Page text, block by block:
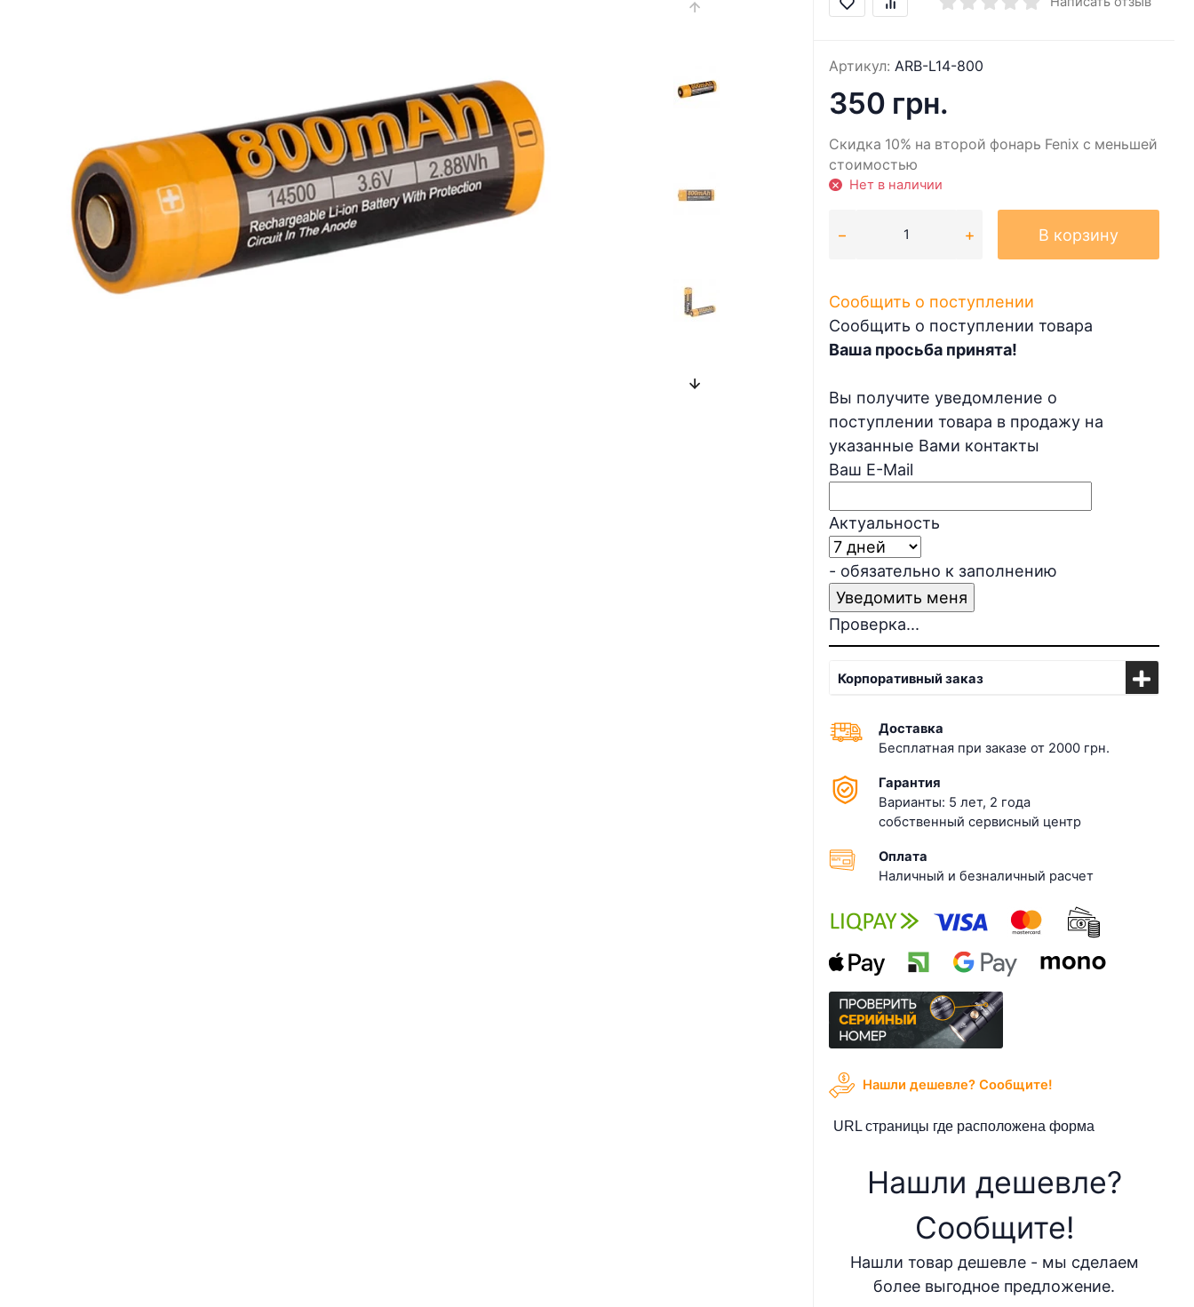
Артикул: ARB-L14-800
350 грн.
Скидка 10% на второй фонарь Fenix с меньшей
стоимостью
Нет в наличии
В корзину
Сообщить о поступлении
Сообщить о поступлении товара
Ваша просьба принята!
Вы получите уведомление о
поступлении товара в продажу на
указанные Вами контакты
Ваш E-Mail
Актуальность
- обязательно к заполнению
Проверка...
Корпоративный заказ
Доставка
Бесплатная при заказе от 2000 грн.
Гарантия
Варианты: 5 лет, 2 года
собственный сервисный центр
Оплата
Наличный и безналичный расчет
Нашли дешевле? Cообщите!
URL страницы где расположена форма
Нашли дешевле?
Cообщите!
Нашли товар дешевле - мы сделаем
более выгодное предложение.